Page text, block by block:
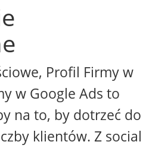
Profil Firmy w
w Google Ads to
na to, by dotrzeć do
klientów. Z social